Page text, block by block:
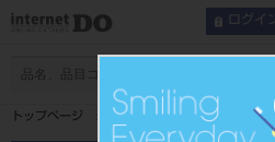
ログイ
トップページ キッズクラウン 乳歯冠 10